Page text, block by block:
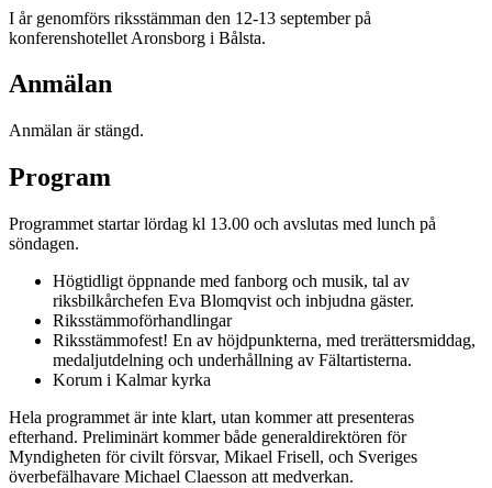
I år genomförs riksstämman den 12-13 september på
konferenshotellet Aronsborg i Bålsta.
Anmälan
Anmälan är stängd.
Program
Programmet startar lördag kl 13.00 och avslutas med lunch på
söndagen.
Högtidligt öppnande med fanborg och musik, tal av
riksbilkårchefen Eva Blomqvist och inbjudna gäster.
Riksstämmoförhandlingar
Riksstämmofest! En av höjdpunkterna, med trerättersmiddag,
medaljutdelning och underhållning av Fältartisterna.
Korum i Kalmar kyrka
Hela programmet är inte klart, utan kommer att presenteras
efterhand. Preliminärt kommer både generaldirektören för
Myndigheten för civilt försvar, Mikael Frisell, och Sveriges
överbefälhavare Michael Claesson att medverkan.